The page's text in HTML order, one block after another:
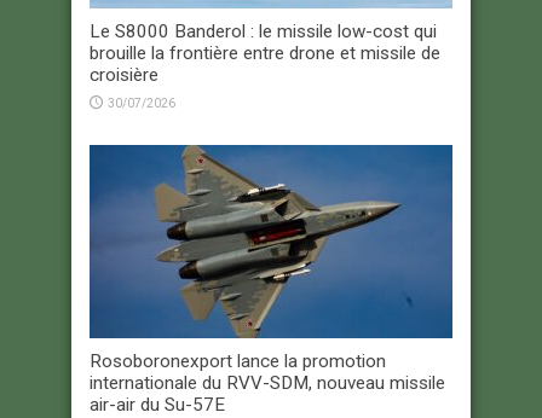
Le S8000 Banderol : le missile low-cost qui
brouille la frontière entre drone et missile de
croisière
30/07/2026
Rosoboronexport lance la promotion
internationale du RVV-SDM, nouveau missile
air-air du Su-57E